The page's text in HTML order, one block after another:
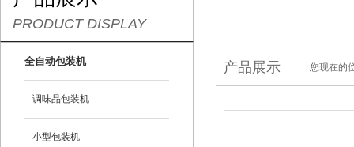
PRODUCT DISPLAY
全自动包装机
调味品包装机
小型包装机
产品展示 您现在的